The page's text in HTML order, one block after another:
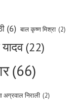
(6) बाल कृष्ण मिश्रा (2)
(22)
(66)
अग्रवाल निराली (2)